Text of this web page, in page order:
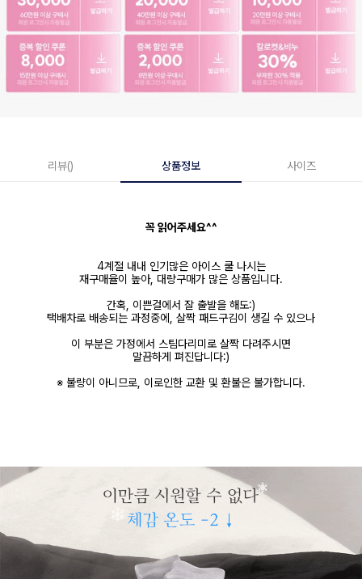
리뷰() 상품정보 사이즈
꼭 읽어주세요^^
4계절 내내 인기많은 아이스 쿨 나시는
재구매율이 높아, 대량구매가 많은 상품입니다.
간혹, 이쁜걸에서 잘 출발을 해도:)
택배차로 배송되는 과정중에, 살짝 패드구김이 생길 수 있으나
이 부분은 가정에서 스팀다리미로 살짝 다려주시면
말끔하게 펴진답니다:)
※ 불량이 아니므로, 이로인한 교환 및 환불은 불가합니다.